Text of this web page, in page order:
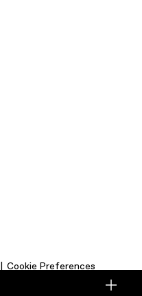
Cookie Preferences